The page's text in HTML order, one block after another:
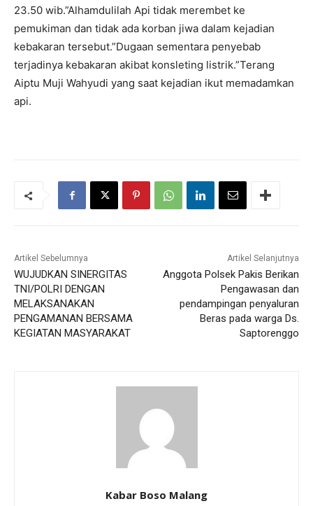
23.50 wib.”Alhamdulilah Api tidak merembet ke
pemukiman dan tidak ada korban jiwa dalam kejadian
kebakaran tersebut.”Dugaan sementara penyebab
terjadinya kebakaran akibat konsleting listrik.”Terang
Aiptu Muji Wahyudi yang saat kejadian ikut memadamkan
api.
Artikel Sebelumnya
WUJUDKAN SINERGITAS
TNI/POLRI DENGAN
MELAKSANAKAN
PENGAMANAN BERSAMA
KEGIATAN MASYARAKAT
Artikel Selanjutnya
Anggota Polsek Pakis Berikan
Pengawasan dan
pendampingan penyaluran
Beras pada warga Ds.
Saptorenggo
Kabar Boso Malang